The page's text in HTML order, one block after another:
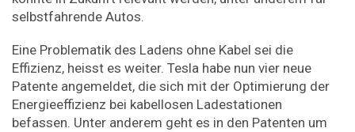
selbstfahrende Autos.
Eine Problematik des Ladens ohne Kabel sei die
Effizienz, heisst es weiter. Tesla habe nun vier neue
Patente angemeldet, die sich mit der Optimierung der
Energieeffizienz bei kabellosen Ladestationen
befassen. Unter anderem geht es in den Patenten um